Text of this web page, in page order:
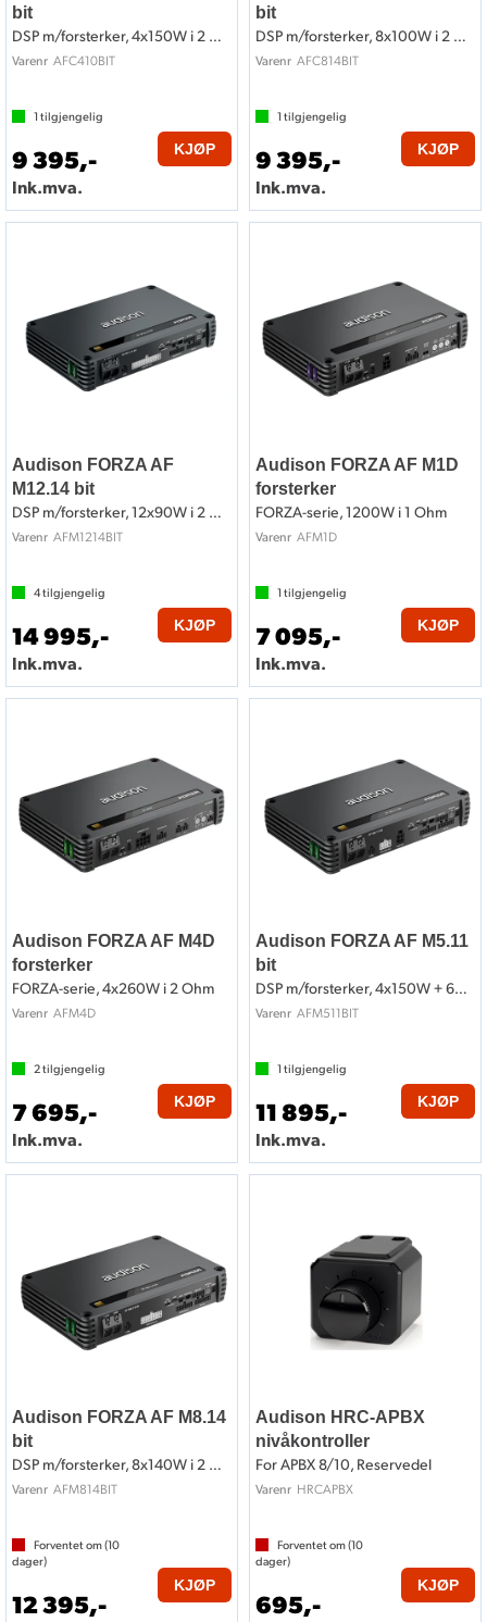
bit
DSP m/forsterker, 4x150W i 2 Ohm
Varenr AFC410BIT
1 tilgjengelig
9 395,-
Ink.mva.
KJØP
bit
DSP m/forsterker, 8x100W i 2 Ohm
Varenr AFC814BIT
1 tilgjengelig
9 395,-
Ink.mva.
KJØP
Audison FORZA AF
M12.14 bit
DSP m/forsterker, 12x90W i 2 Ohm
Varenr AFM1214BIT
4tilgjengelig
14 995,-
Ink.mva.
KJØP
Audison FORZA AF M1D
forsterker
FORZA-serie, 1200W i 1 Ohm
Varenr AFM1D
1 tilgjengelig
7 095,-
Ink.mva.
KJØP
Audison FORZA AF M4D
forsterker
FORZA-serie, 4x260W i 2 Ohm
Varenr AFM4D
2tilgjengelig
7 695,-
Ink.mva.
KJØP
Audison FORZA AF M5.11
bit
DSP m/forsterker, 4x150W + 600W i 2 Ohm
Varenr AFM511BIT
1 tilgjengelig
11 895,-
Ink.mva.
KJØP
Audison FORZA AF M8.14
bit
DSP m/forsterker, 8x140W i 2 Ohm
Varenr AFM814BIT
Forventet om (10
dager)
12 395,-
KJØP
Audison HRC-APBX
nivåkontroller
For APBX 8/10, Reservedel
Varenr HRCAPBX
Forventet om (10
dager)
695,-
KJØP